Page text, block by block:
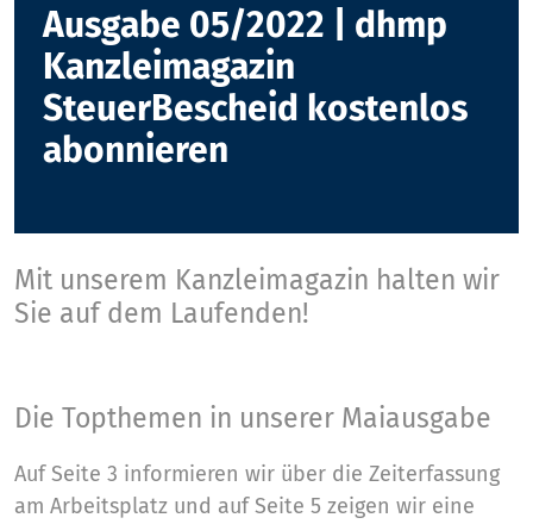
Ausgabe 05/2022 | dhmp
Kanzleimagazin
SteuerBescheid kostenlos
abonnieren
Mit unserem Kanzleimagazin halten wir
Sie auf dem Laufenden!
Die Topthemen in unserer Maiausgabe
Auf Seite 3 informieren wir über die Zeiterfassung
am Arbeitsplatz und auf Seite 5 zeigen wir eine